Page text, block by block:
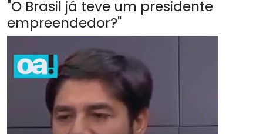
"O Brasil já teve um presidente
empreendedor?"